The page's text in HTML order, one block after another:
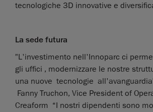
tecnologiche 3D innovative e
La sede futura
"L'investimento nell'Innoparc ci
gli uffici , modernizzare le nostre
una nuove tecnologie
Fanny Truchon, Vice President of
Creaform “I nostri dipendenti sono